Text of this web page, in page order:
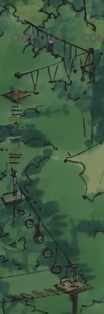
OVER ONS